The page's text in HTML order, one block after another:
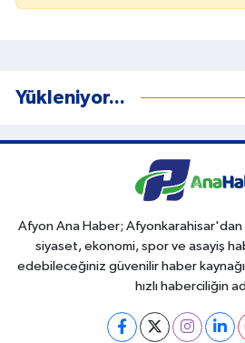
Yükleniyor...
Afyon Ana Haber;
siyaset, ekonomi, spor ve asayiş
edebileceğiniz güvenilir haber
hızlı haberciliğin